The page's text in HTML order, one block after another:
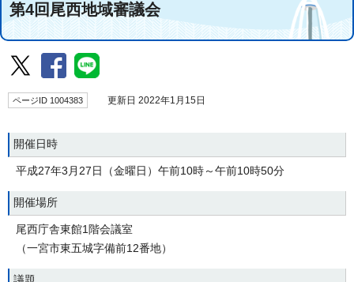
第4回尾西地域審議会
ページID 1004383 更新日 2022年1月15日
開催日時
平成27年3月27日（金曜日）午前10時～午前10時50分
開催場所
尾西庁舎東館1階会議室
（一宮市東五城字備前12番地）